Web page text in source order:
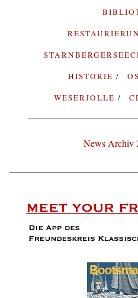
HISTORIE
WESERJOLLE
News Archiv